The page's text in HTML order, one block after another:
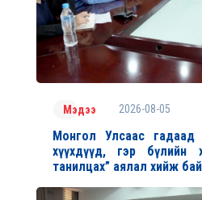
Мэдээ 2026-08-05
Монгол Улсаас гадаад
хүүхдүүд, гэр бүлийн
танилцах” аялал хийж